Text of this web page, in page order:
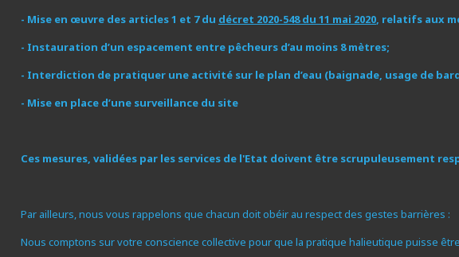
- Mise en œuvre des articles 1 et 7 du décret 2020-548 du 11 mai 2020, relatifs aux
- Instauration d’un espacement entre pêcheurs d’au moins 8 mètres;
- Interdiction de pratiquer une activité sur le plan d’eau (baignade, usage de
- Mise en place d’une surveillance du site
Ces mesures, validées par les services de l'Etat doivent être scrupuleusement
Par ailleurs, nous vous rappelons que chacun doit obéir au respect des gestes barrières :
Nous comptons sur votre conscience collective pour que la pratique halieutique puisse